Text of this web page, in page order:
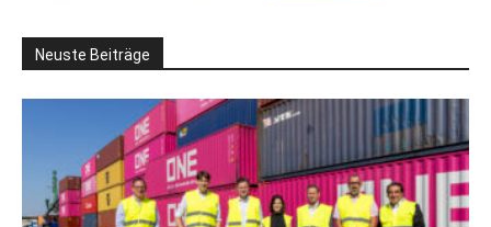
Neuste Beiträge